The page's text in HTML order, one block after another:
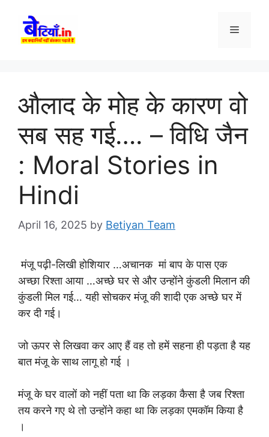
content
Menu
औलाद के मोह के कारण वो
सब सह गई…. – विधि जैन
: Moral Stories in
Hindi
April 16, 2025 by Betiyan Team
मंजू पढ़ी-लिखी होशियार …अचानक मां बाप के पास एक
अच्छा रिश्ता आया …अच्छे घर से और उन्होंने कुंडली मिलान की
कुंडली मिल गई… यही सोचकर मंजू की शादी एक अच्छे घर में
कर दी गई।
जो ऊपर से लिखवा कर आए हैं वह तो हमें सहना ही पड़ता है यह
बात मंजू के साथ लागू हो गई ।
मंजू के घर वालों को नहीं पता था कि लड़का कैसा है जब रिश्ता
तय करने गए थे तो उन्होंने कहा था कि लड़का एमकॉम किया है
।